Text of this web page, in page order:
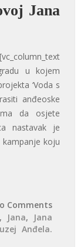
Jana
u kojem
‘Voda s
anđeoske
da osjete
nastavak je
koju
Comments
, Jana,
Jana
Anđela.